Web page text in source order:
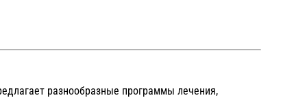
разнообразные программы лечения,